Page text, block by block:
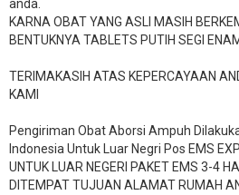
anda.
KARNA OBAT YANG ASLI MASIH
BENTUKNYA TABLETS PUTIH SEGI
TERIMAKASIH ATAS KEPERCAYAAN
KAMI
Pengiriman Obat Aborsi Ampuh
Indonesia Untuk Luar Negri Pos EMS
UNTUK LUAR NEGERI PAKET EMS 3-4
DITEMPAT TUJUAN ALAMAT RUMAH